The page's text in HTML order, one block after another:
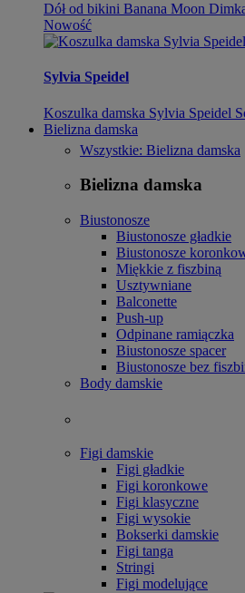
Dół od bikini Banana Moon
Nowość
Sylvia Speidel
Koszulka damska Sylvia Speidel
Bielizna damska
Wszystkie: Bielizna damska
Bielizna damska
Biustonosze
Biustonosze gładkie
Biustonosze
Miękkie z fiszbiną
Usztywniane
Balconette
Push-up
Odpinane ramiączka
Biustonosze spacer
Biustonosze bez
Body damskie
Figi damskie
Figi gładkie
Figi koronkowe
Figi klasyczne
Figi wysokie
Bokserki damskie
Figi tanga
Stringi
Figi modelujące